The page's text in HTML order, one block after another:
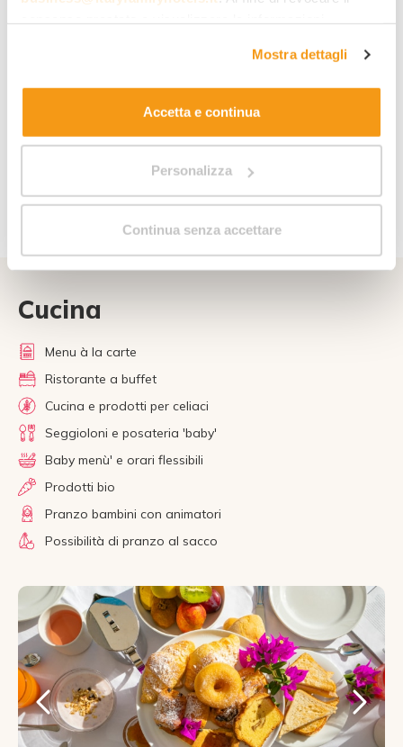
. Allo stesso link trovi la nostra informativa
estesa sui cookie.
Mostra dettagli
Accetta e continua
Personalizza
Continua senza accettare
Cucina
Menu à la carte
Ristorante a buffet
Cucina e prodotti per celiaci
Seggioloni e posateria 'baby'
Baby menù' e orari flessibili
Prodotti bio
Pranzo bambini con animatori
Possibilità di pranzo al sacco